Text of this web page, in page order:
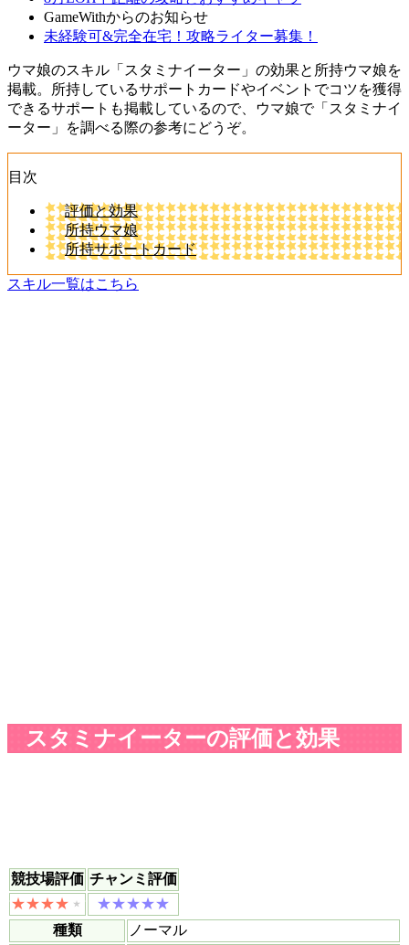
GameWithからのお知らせ
未経験可&完全在宅！攻略ライター募集！
ウマ娘のスキル「スタミナイーター」の効果と所持ウマ娘を
掲載。所持しているサポートカードやイベントでコツを獲得
できるサポートも掲載しているので、ウマ娘で「スタミナイ
ーター」を調べる際の参考にどうぞ。
目次
評価と効果
所持ウマ娘
所持サポートカード
スキル一覧はこちら
スタミナイーターの評価と効果
競技場評価 チャンミ評価
種類
ノーマル